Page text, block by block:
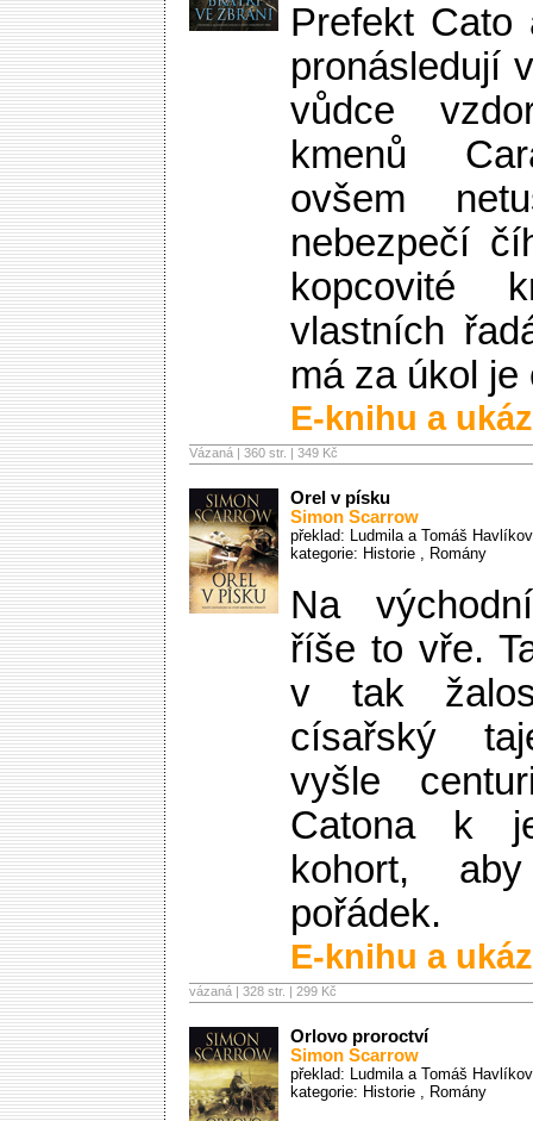
Prefekt Cato
pronásledují
vůdce
kmenů
ovšem
nebezpečí
kopcovité
vlastních
má za úkol je
E-knihu a
Vázaná | 360 str. | 349 Kč
Orel v písku
Simon Scarrow
překlad: Ludmila a Tomáš
kategorie: Historie , Romány
Na
říše to vře.
v tak
císařský
vyšle
Catona k
kohort,
pořádek.
E-knihu a
vázaná | 328 str. | 299 Kč
Orlovo proroctví
Simon Scarrow
překlad: Ludmila a Tomáš
kategorie: Historie , Romány